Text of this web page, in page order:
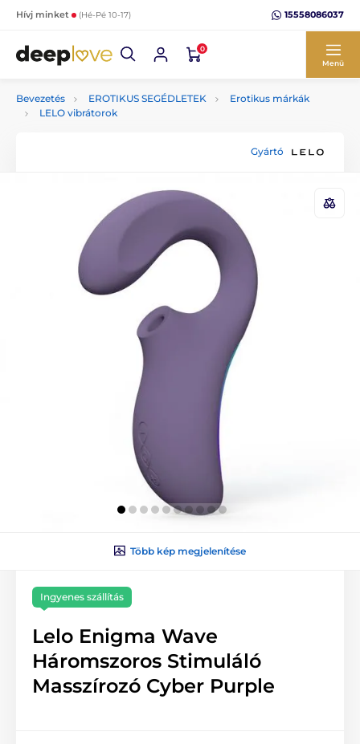
Hívj minket (Hé-Pé 10-17) 15558086037
0
Menü
Bevezetés EROTIKUS SEGÉDLETEK
Erotikus márkák
LELO vibrátorok
Gyártó
Több kép megjelenítése
Ingyenes szállítás
Lelo Enigma Wave
Háromszoros Stimuláló
Masszírozó Cyber Purple